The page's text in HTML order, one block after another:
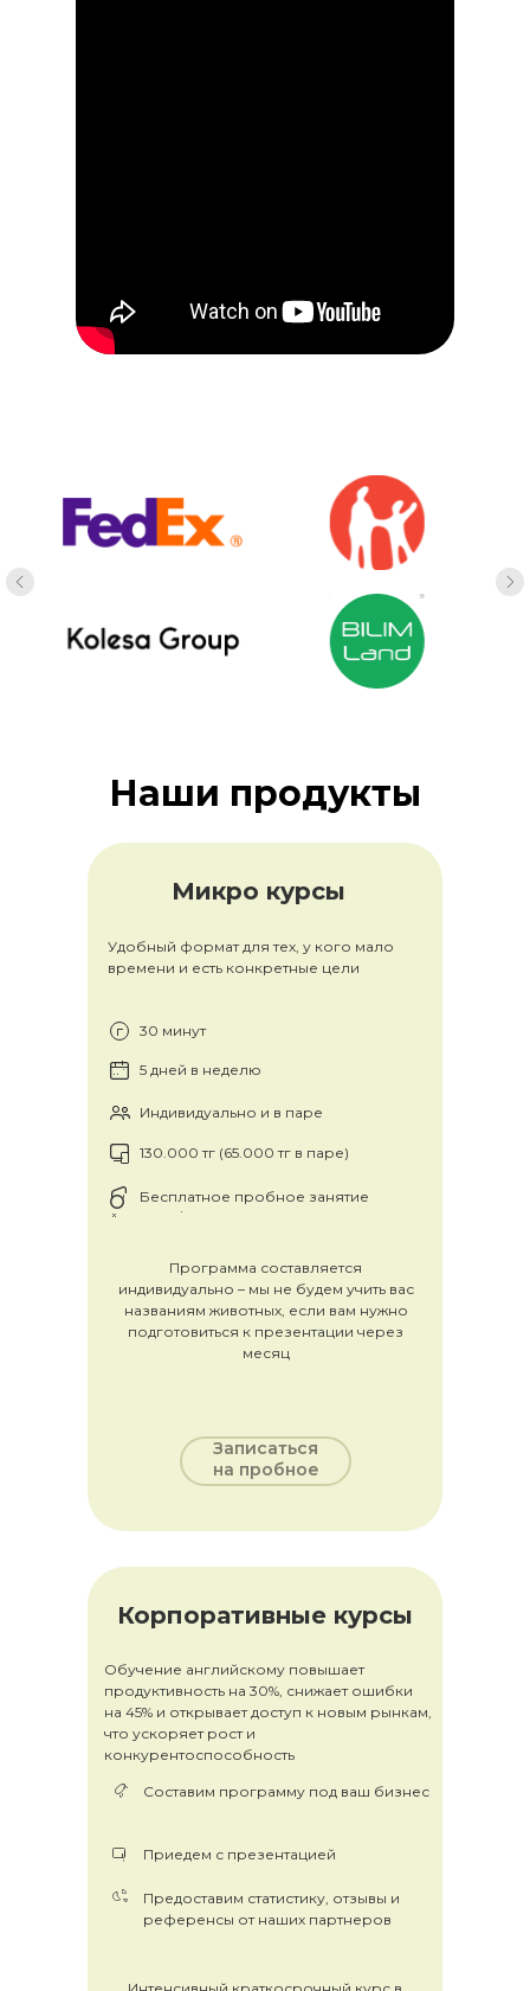
Наши продукты
Микро курсы
Удобный формат для тех, у кого мало
времени и есть конкретные цели
30 минут
5 дней в неделю
Индивидуально и в паре
130.000 тг (65.000 тг в паре)
Бесплатное пробное занятие
Программа составляется
индивидуально – мы не будем учить вас
названиям животных, если вам нужно
подготовиться к презентации через
месяц
Записаться
на пробное
Корпоративные курсы
Обучение английскому повышает
продуктивность на 30%, снижает ошибки
на 45% и открывает доступ к новым рынкам,
что ускоряет рост и
конкурентоспособность
Составим программу под ваш бизнес
Приедем с презентацией
Предоставим статистику, отзывы и
референсы от наших партнеров